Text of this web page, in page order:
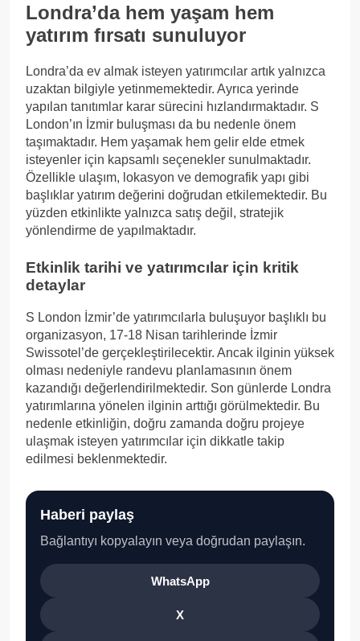
Londra’da hem yaşam hem
yatırım fırsatı sunuluyor
Londra’da ev almak isteyen yatırımcılar artık yalnızca
uzaktan bilgiyle yetinmemektedir. Ayrıca yerinde
yapılan tanıtımlar karar sürecini hızlandırmaktadır. S
London’ın İzmir buluşması da bu nedenle önem
taşımaktadır. Hem yaşamak hem gelir elde etmek
isteyenler için kapsamlı seçenekler sunulmaktadır.
Özellikle ulaşım, lokasyon ve demografik yapı gibi
başlıklar yatırım değerini doğrudan etkilemektedir. Bu
yüzden etkinlikte yalnızca satış değil, stratejik
yönlendirme de yapılmaktadır.
Etkinlik tarihi ve yatırımcılar için kritik
detaylar
S London İzmir’de yatırımcılarla buluşuyor başlıklı bu
organizasyon, 17-18 Nisan tarihlerinde İzmir
Swissotel’de gerçekleştirilecektir. Ancak ilginin yüksek
olması nedeniyle randevu planlamasının önem
kazandığı değerlendirilmektedir. Son günlerde Londra
yatırımlarına yönelen ilginin arttığı görülmektedir. Bu
nedenle etkinliğin, doğru zamanda doğru projeye
ulaşmak isteyen yatırımcılar için dikkatle takip
edilmesi beklenmektedir.
Haberi paylaş
Bağlantıyı kopyalayın veya doğrudan paylaşın.
WhatsApp
X